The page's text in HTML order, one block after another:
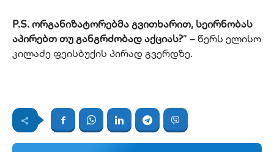
P.S. ორგანიზატორებმა გვითხარით, სეირნობას
აპირებთ თუ განგრძობად აქციას?” – წერს ელისო
კილაძე ფეისბუქის პირად გვერდზე.